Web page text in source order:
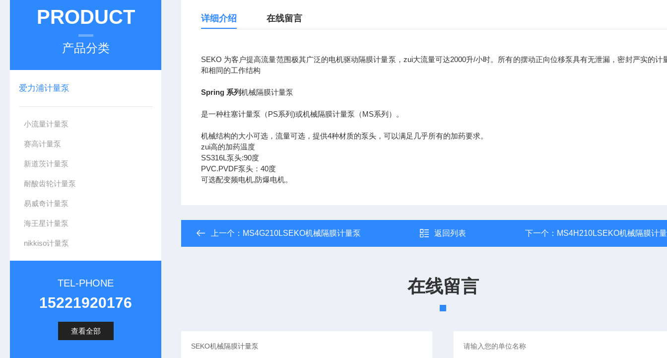
PRODUCT
产品分类
爱力浦计量泵
小流量计量泵
赛高计量泵
新道茨计量泵
耐酸齿轮计量泵
易威奇计量泵
海王星计量泵
nikkiso计量泵
TEL-PHONE
15221920176
查看全部
详细介绍 在线留言
SEKO 为客户提高流量范围极其广泛的电机驱动隔膜计量泵，zui大流量可达2000升/小时。所有的摆动正向位移泵具有无泄漏，密封严实的计
和相同的工作结构
Spring 系列机械隔膜计量泵
是一种柱塞计量泵（PS系列)或机械隔膜计量泵（MS系列）。
机械结构的大小可选，流量可选，提供4种材质的泵头，可以满足几乎所有的加药要求。
zui高的加药温度
SS316L泵头:90度
PVC.PVDF泵头：40度
可选配变频电机,防爆电机。
上一个： MS4G210LSEKO机械隔膜计量泵 返回列表 下一个： MS4H210LSEKO机械隔膜计
在线留言